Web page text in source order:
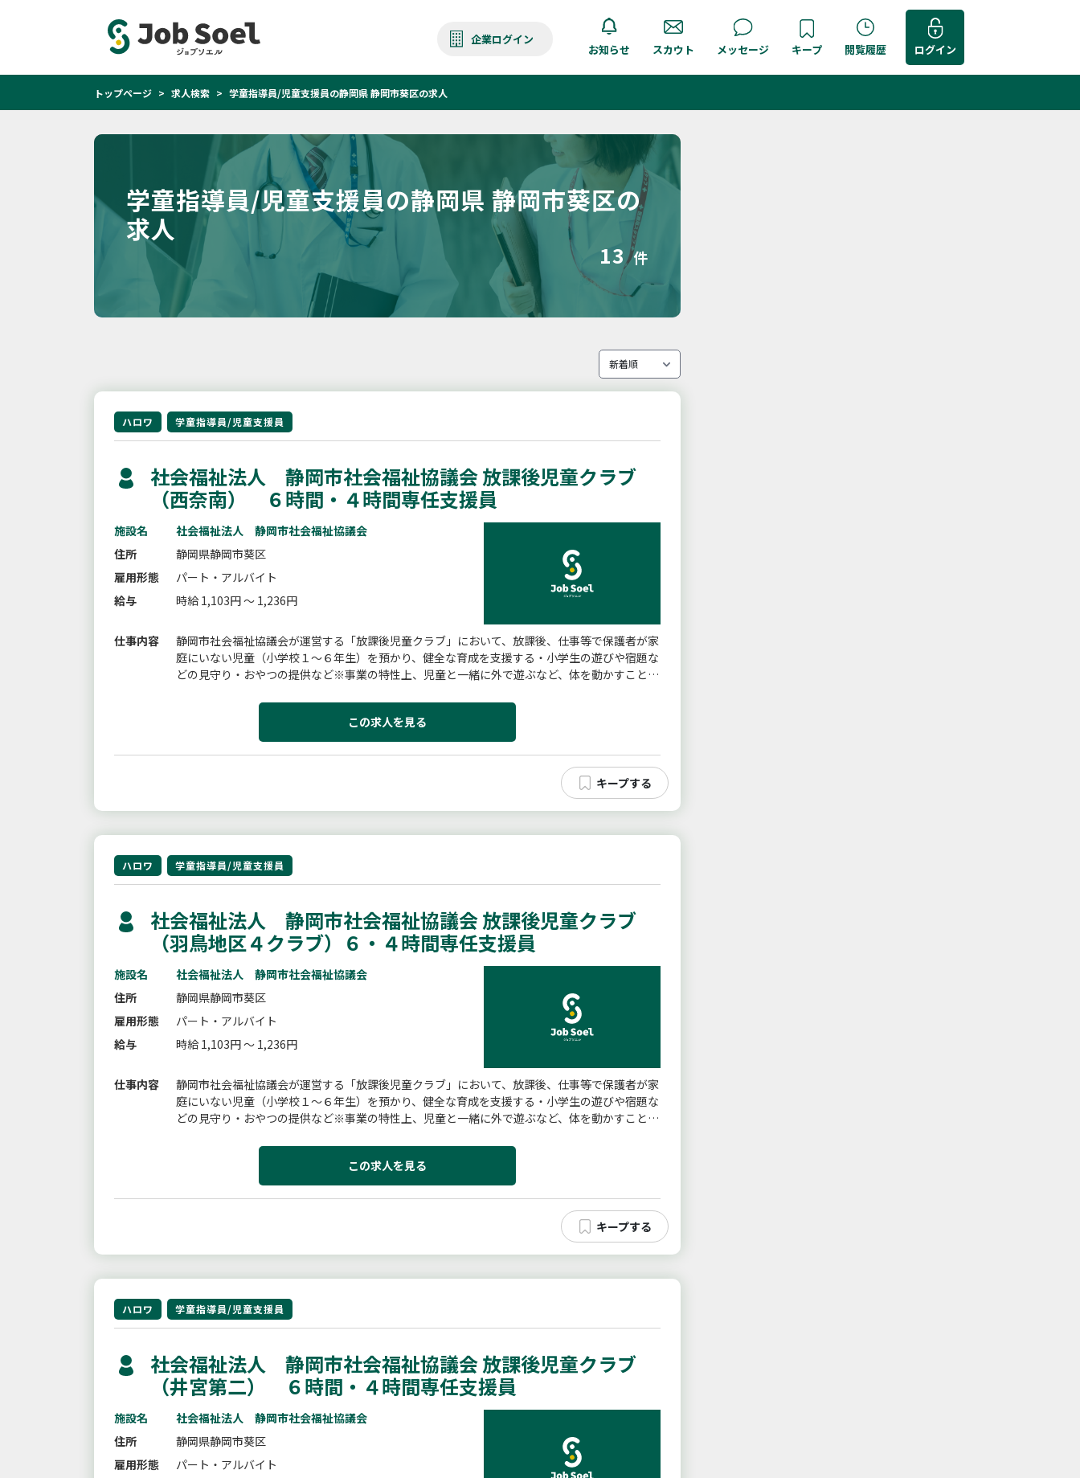
企業ログイン
お知らせ スカウト メッセージ キープ 閲覧履歴 ログイン
トップページ 求人検索 学童指導員/児童支援員の静岡県 静岡市葵区の求人
学童指導員/児童支援員の静岡県 静岡市葵区の
求人
13 件
ハロワ 学童指導員/児童支援員
社会福祉法人 静岡市社会福祉協議会 放課後児童クラブ
（西奈南） ６時間・４時間専任支援員
施設名
社会福祉法人 静岡市社会福祉協議会
住所
静岡県静岡市葵区
雇用形態
パート・アルバイト
給与
時給 1,103円 ～ 1,236円
仕事内容
静岡市社会福祉協議会が運営する「放課後児童クラブ」において、放課後、仕事等で保護者が家
庭にいない児童（小学校１〜６年生）を預かり、健全な育成を支援する・小学生の遊びや宿題な
どの見守り・おやつの提供など※事業の特性上、児童と一緒に外で遊ぶなど、体を動かすことが
この求人を見る
ハロワ 学童指導員/児童支援員
社会福祉法人 静岡市社会福祉協議会 放課後児童クラブ
（羽鳥地区４クラブ）６・４時間専任支援員
施設名
社会福祉法人 静岡市社会福祉協議会
住所
静岡県静岡市葵区
雇用形態
パート・アルバイト
給与
時給 1,103円 ～ 1,236円
仕事内容
静岡市社会福祉協議会が運営する「放課後児童クラブ」において、放課後、仕事等で保護者が家
庭にいない児童（小学校１〜６年生）を預かり、健全な育成を支援する・小学生の遊びや宿題な
どの見守り・おやつの提供など※事業の特性上、児童と一緒に外で遊ぶなど、体を動かすことが
この求人を見る
ハロワ 学童指導員/児童支援員
社会福祉法人 静岡市社会福祉協議会 放課後児童クラブ
（井宮第二） ６時間・４時間専任支援員
施設名
社会福祉法人 静岡市社会福祉協議会
住所
静岡県静岡市葵区
雇用形態
パート・アルバイト